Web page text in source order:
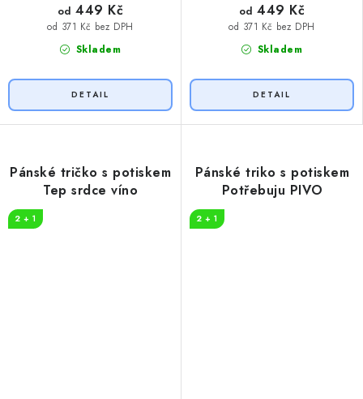
Skladem
od 371 Kč bez DPH
od 449 Kč
Skladem
od 371 Kč bez DPH
od 449 Kč
Pánské tričko s potiskem
Tep srdce víno
2 + 1
Pánské triko s potiskem
Potřebuju PIVO
2 + 1